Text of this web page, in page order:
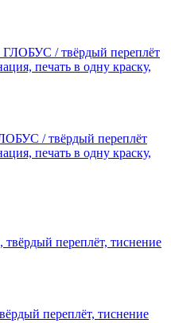
/ твёрдый переплёт
печать в одну краску,
переплёт, тиснение